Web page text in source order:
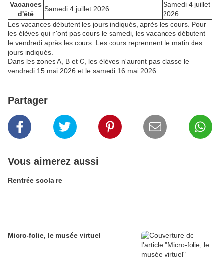
Vacances
d'été
Samedi 4 juillet 2026
Samedi 4 juillet
2026
Les vacances débutent les jours indiqués, après les cours. Pour
les élèves qui n'ont pas cours le samedi, les vacances débutent
le vendredi après les cours. Les cours reprennent le matin des
jours indiqués.
Dans les zones A, B et C, les élèves n'auront pas classe le
vendredi 15 mai 2026 et le samedi 16 mai 2026.
Partager
Vous aimerez aussi
Rentrée scolaire
Micro-folie, le musée virtuel